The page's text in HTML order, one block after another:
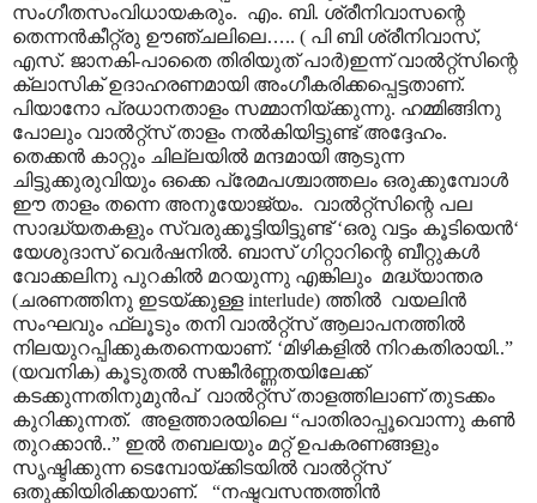
സംഗീതസംവിധായകരും. എം. ബി. ശ്രീനിവാസന്റെ
തെന്നൻകീറ്റ്രു ഊഞ്ചലിലെ….. ( പി ബി ശ്രീനിവാസ്,
എസ്. ജാനകി-പാതൈ തിരിയുത് പാർ)ഇന്ന് വാൽറ്റ്സിന്റെ
ക്ലാസിക് ഉദാഹരണമായി അംഗീകരിക്കപ്പെട്ടതാണ്.
പിയാനോ പ്രധാനതാളം സമ്മാനിയ്ക്കുന്നു. ഹമ്മിങ്ങിനു
പോലും വാൽറ്റ്സ് താളം നൽകിയിട്ടുണ്ട് അദ്ദേഹം.
തെക്കൻ കാറ്റും ചില്ലയിൽ മന്ദമായി ആടുന്ന
ചിട്ടുക്കുരുവിയും ഒക്കെ പ്രേമപശ്ചാത്തലം ഒരുക്കുമ്പോൾ
ഈ താളം തന്നെ അനുയോജ്യം. വാൽറ്റ്സിന്റെ പല
സാദ്ധ്യതകളും സ്വരുക്കൂട്ടിയിട്ടുണ്ട് ‘ഒരു വട്ടം കൂടിയെൻ‘
യേശുദാസ് വെർഷനിൽ. ബാസ് ഗിറ്റാറിന്റെ ബീറ്റുകൾ
വോക്കലിനു പുറകിൽ മറയുന്നു എങ്കിലും മദ്ധ്യാന്തര
(ചരണത്തിനു ഇടയ്ക്കുള്ള interlude) ത്തിൽ വയലിൻ
സംഘവും ഫ്ലൂടും തനി വാൽറ്റ്സ് ആലാപനത്തിൽ
നിലയുറപ്പിക്കുകതന്നെയാണ്. ‘മിഴികളിൽ നിറകതിരായി..”
(യവനിക) കൂടുതൽ സങ്കീർണ്ണതയിലേക്ക്
കടക്കുന്നതിനുമുൻപ് വാൽറ്റ്സ് താളത്തിലാണ് തുടക്കം
കുറിക്കുന്നത്. അളത്താരയിലെ “പാതിരാപ്പൂവൊന്നു കൺ
തുറക്കാൻ..” ഇൽ തബലയും മറ്റ് ഉപകരണങ്ങളും
സൃഷ്ടിക്കുന്ന ടെമ്പോയ്ക്കിടയിൽ വാൽറ്റ്സ്
ഒതുക്കിയിരിക്കയാണ്. “നഷ്ടവസന്തത്തിൻ